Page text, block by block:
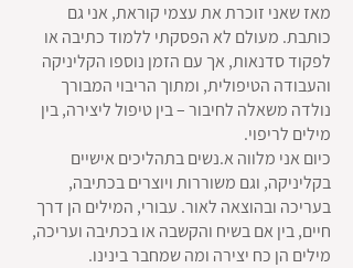
מאז שאני זוכרת את עצמי קוראת, אני גם
כותבת. מעולם לא הפסקתי ללמוד כתיבה או
לפקוד סדנאות, אך עם הזמן נוספו הקליניקה
והעבודה הטיפולית, ומתוך הריבוי המבורך
נולדה משאלה לחיבור – בין טיפול ליצירה, בין
מילים לריפוי.
כיום אני מלווה א.נשים בתהליכים אישיים
בקליניקה, וגם משוררות ויוצרים בכתיבה,
בעריכה ובהוצאה לאור. עבורי, המילים הן דרך
חיים, בין אם בשיח והקשבה או בכתיבה ועריכה,
מילים הן כח יצירה ומה שמחבר בינינו.